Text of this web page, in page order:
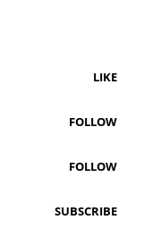
LIKE
FOLLOW
FOLLOW
SUBSCRIBE